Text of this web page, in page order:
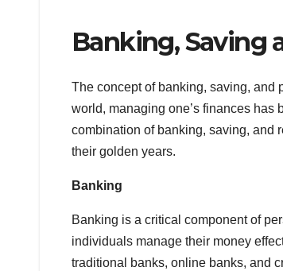
Banking, Saving
The concept of banking, saving, and
world, managing one’s finances has
combination of banking, saving, and
their golden years.
Banking
Banking is a critical component of
individuals manage their money
traditional banks, online banks, and